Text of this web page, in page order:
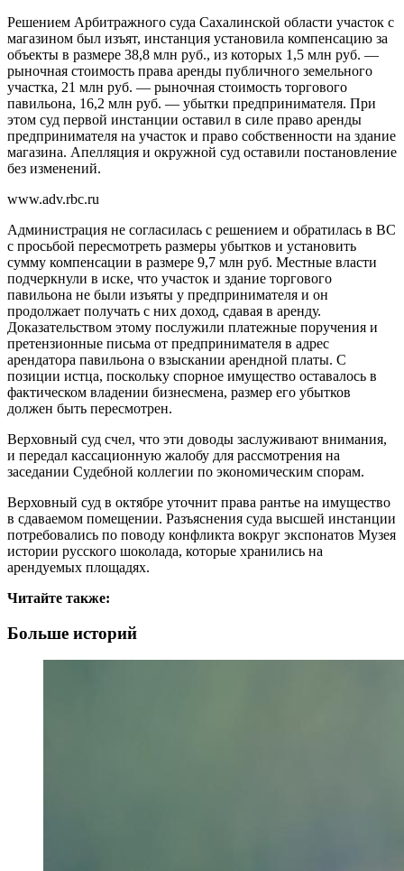
Решением Арбитражного суда Сахалинской области участок с
магазином был изъят, инстанция установила компенсацию за
объекты в размере 38,8 млн руб., из которых 1,5 млн руб. —
рыночная стоимость права аренды публичного земельного
участка, 21 млн руб. — рыночная стоимость торгового
павильона, 16,2 млн руб. — убытки предпринимателя. При
этом суд первой инстанции оставил в силе право аренды
предпринимателя на участок и право собственности на здание
магазина. Апелляция и окружной суд оставили постановление
без изменений.
www.adv.rbc.ru
Администрация не согласилась с решением и обратилась в ВС
с просьбой пересмотреть размеры убытков и установить
сумму компенсации в размере 9,7 млн руб. Местные власти
подчеркнули в иске, что участок и здание торгового
павильона не были изъяты у предпринимателя и он
продолжает получать с них доход, сдавая в аренду.
Доказательством этому послужили платежные поручения и
претензионные письма от предпринимателя в адрес
арендатора павильона о взыскании арендной платы. С
позиции истца, поскольку спорное имущество оставалось в
фактическом владении бизнесмена, размер его убытков
должен быть пересмотрен.
Верховный суд счел, что эти доводы заслуживают внимания,
и передал кассационную жалобу для рассмотрения на
заседании Судебной коллегии по экономическим спорам.
Верховный суд в октябре уточнит права рантье на имущество
в сдаваемом помещении. Разъяснения суда высшей инстанции
потребовались по поводу конфликта вокруг экспонатов Музея
истории русского шоколада, которые хранились на
арендуемых площадях.
Читайте также:
Больше историй